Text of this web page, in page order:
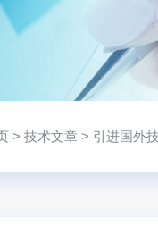
> 技术文章 > 引进国外